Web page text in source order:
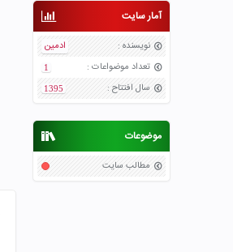
آمار سایت
نویسنده :
ادمین
تعداد موضواعات :
1
سال افتتاح :
1395
موضوعات
مطالب سایت